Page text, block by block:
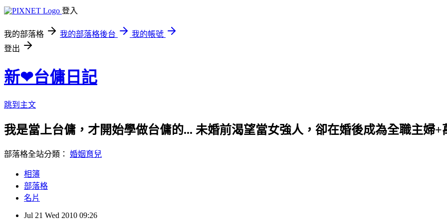
登入
我的部落格 我的部落格後台
我的帳號
登出
新❤台傭日記
跳到主文
我是當上台傭，才開始學做台傭的... 未婚前渴望當女強人，卻在婚後成為全職主婦+
部落格全站分類： 婚姻育兒
相簿
部落格
名片
Jul 21 Wed 2010 09:26